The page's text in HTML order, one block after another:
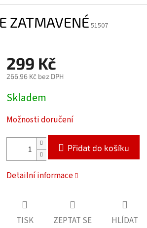
51507
299 Kč
266,96 Kč bez DPH
Měrná
cena:
Skladem
Možnosti doručení
Přidat do košíku
Detailní informace
TISK ZEPTAT SE HLÍDAT